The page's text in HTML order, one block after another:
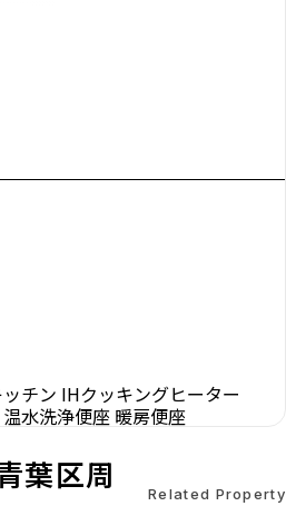
チン IHクッキングヒーター
温水洗浄便座 暖房便座
葉区周
Related Property